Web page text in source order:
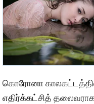
கொரோனா
எதிர்க்கட்சித்